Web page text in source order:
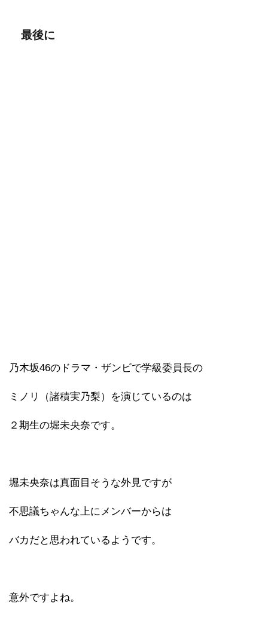
最後に
乃木坂46のドラマ・ザンビで学級委員長の
ミノリ（諸積実乃梨）を演じているのは
２期生の堀未央奈です。
堀未央奈は真面目そうな外見ですが
不思議ちゃんな上にメンバーからは
バカだと思われているようです。
意外ですよね。